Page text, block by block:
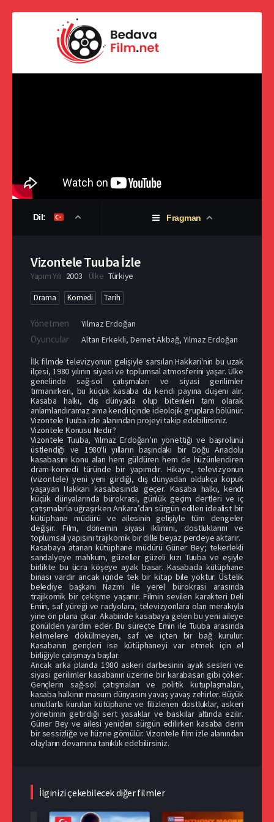
Dil: Fragman
Vizontele Tuuba İzle
Yapım Yılı 2003 Ülke Türkiye
Drama Komedi Tarih
Yönetmen Yılmaz Erdoğan
Oyuncular Altan Erkekli, Demet Akbağ, Yılmaz Erdoğan
İlk filmde televizyonun gelişiyle sarsılan Hakkari'nin bu uzak
ilçesi, 1980 yılının siyasi ve toplumsal atmosferini yaşar. Ülke
genelinde sağ-sol çatışmaları ve siyasi gerilimler
tırmanırken, bu küçük kasaba da kendi payına düşeni alır.
Kasaba halkı, dış dünyada olup bitenleri tam olarak
anlamlandıramaz ama kendi içinde ideolojik gruplara bölünür.
Vizontele Tuuba izle alanından projeyi takip edebilirsiniz.
Vizontele Konusu Nedir?
Vizontele Tuuba, Yılmaz Erdoğan’ın yönettiği ve başrolünü
üstlendiği ve 1980'li yılların başındaki bir Doğu Anadolu
kasabasını konu alan hem güldüren hem de hüzünlendiren
dram-komedi türünde bir yapımdır. Hikaye, televizyonun
(vizontele) yeni yeni girdiği, dış dünyadan oldukça kopuk
yaşayan Hakkari kasabasında geçer. Kasaba halkı, kendi
küçük dünyalarında bürokrasi, günlük geçim dertleri ve iç
çatışmalarla uğraşırken Ankara’dan sürgün edilen idealist bir
kütüphane müdürü ve ailesinin gelişiyle tüm dengeler
değişir. Film, dönemin siyasi iklimini, dostluklarını ve
toplumsal yapısını trajikomik bir dille beyaz perdeye aktarır.
Kasabaya atanan kütüphane müdürü Güner Bey; tekerlekli
sandalyeye mahkum, güzeller güzeli kızı Tuuba ve eşiyle
birlikte bu ücra köşeye ayak basar. Kasabada kütüphane
binası vardır ancak içinde tek bir kitap bile yoktur. Üstelik
belediye başkanı Nazmi ile yerel bürokrasi arasında
trajikomik bir çekişme yaşanır. Filmin sevilen karakteri Deli
Emin, saf yüreği ve radyolara, televizyonlara olan merakıyla
yine ön plana çıkar. Akabinde kasabaya gelen bu yeni aileye
gönülden yardım eder. Bu süreçte Emin ile Tuuba arasında
kelimelere dökülmeyen, saf ve içten bir bağ kurulur.
Kasabanın gençleri ise kütüphaneyi var etmek için el
birliğiyle çalışmaya başlar.
Ancak arka planda 1980 askeri darbesinin ayak sesleri ve
siyasi gerilimler kasabanın üzerine bir karabasan gibi çöker.
Gençlerin sağ-sol çatışmaları ve politik kutuplaşmaları,
kasaba halkının masum dünyasını yavaş yavaş zehirler. Büyük
umutlarla kurulan kütüphane ve filizlenen dostluklar, askeri
yönetimin getirdiği sert yasaklar ve baskılar altında ezilir.
Güner Bey ve ailesi yeniden sürgün edilirken kasaba derin
bir sessizliğe ve hüzne gömülür. Vizontele film izle alanından
olayların devamına tanıklık edebilirsiniz.
İlginizi çekebilecek diğer filmler